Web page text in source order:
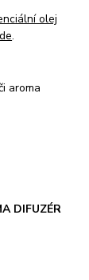
olej
.
aroma
DIFUZÉR